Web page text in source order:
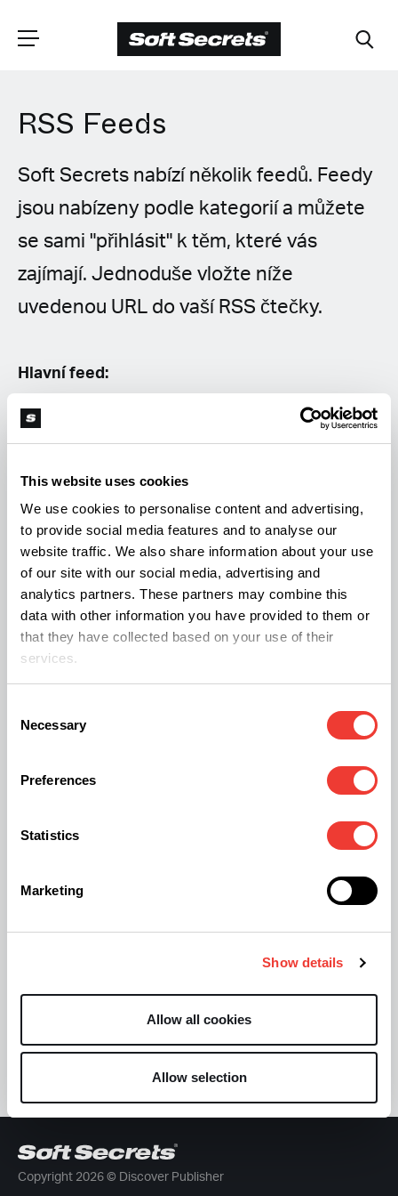
This website uses cookies
We use cookies to personalise content and advertising,
to provide social media features and to analyse our
website traffic. We also share information about your use
of our site with our social media, advertising and
analytics partners. These partners may combine this
data with other information you have provided to them or
that they have collected based on your use of their
services.
Selection
Necessary
Preferences
Statistics
Marketing
Show details
Allow all cookies
Allow selection
ZVOLTE SVOU
POZICI
Dutch
English (United Kingdom)
English (United States)
Spanish (Latin America)
French
Italian
Czech
Polish
RSS Feeds
Soft Secrets nabízí několik feedů. Feedy
jsou nabízeny podle kategorií a můžete
se sami "přihlásit" k těm, které vás
zajímají. Jednoduše vložte níže
uvedenou URL do vaší RSS čtečky.
Hlavní feed:
Všechny kategorie
Feed kategorií:
Pěstování
Životní styl
Léčivé
Pro volný čas
Nařízení
Podnikání
Mějte přehled díky novinkám
každý měsíc
Přihlásit
Copyright 2026 © Discover Publisher